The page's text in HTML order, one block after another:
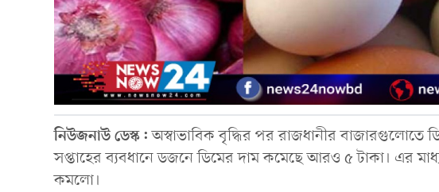
নিউজনাউ ডেস্ক:অস্বাভাবিক বৃদ্ধির পর রাজধানীর বাজারগুলোতে
সপ্তাহের ব্যবধানে ডজনে ডিমের দাম কমেছে আরও ৫ টাকা। এর
কমলো।